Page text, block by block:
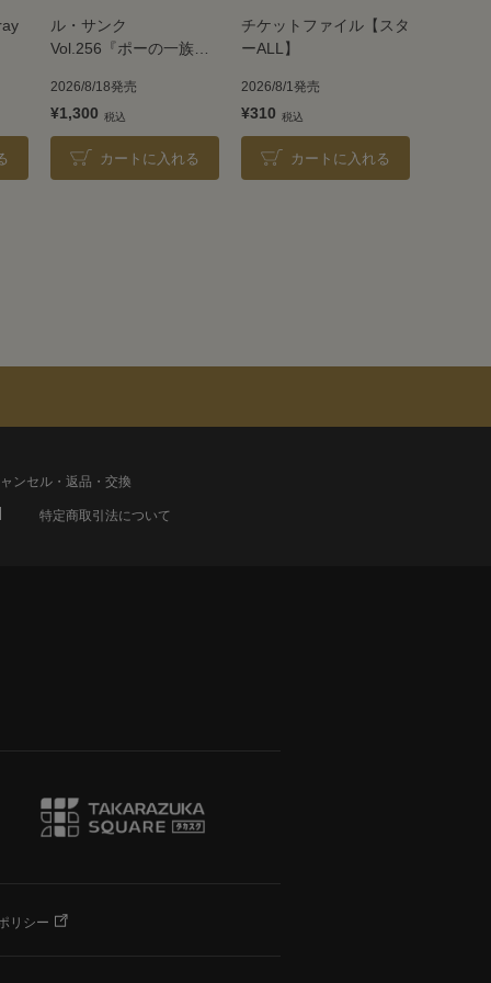
ル・サンク
Vol.256『ポーの一族』
2026/8/18発売
¥1,300
カートに入れる
チケットファイル【スタ
ーALL】
2026/8/1発売
¥310
カートに入れる
ンセル・返品・交換
特定商取引法について
リシー